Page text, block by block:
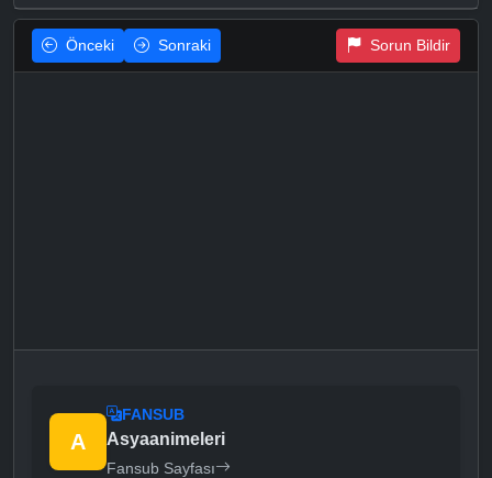
Önceki Sonraki Sorun Bildir
A
FANSUB
Asyaanimeleri
Fansub Sayfası